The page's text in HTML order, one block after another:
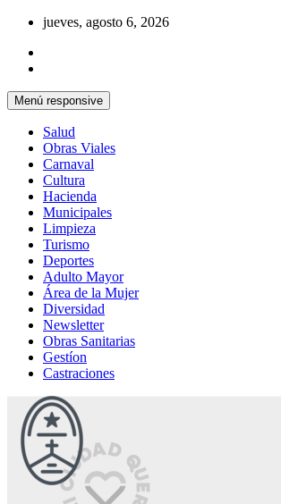
Saltar
contenido
jueves, agosto 6, 2026
Menú responsive
Salud
Obras Viales
Carnaval
Cultura
Hacienda
Municipales
Limpieza
Turismo
Deportes
Adulto Mayor
Área de la Mujer
Diversidad
Newsletter
Obras Sanitarias
Gestíon
Castraciones